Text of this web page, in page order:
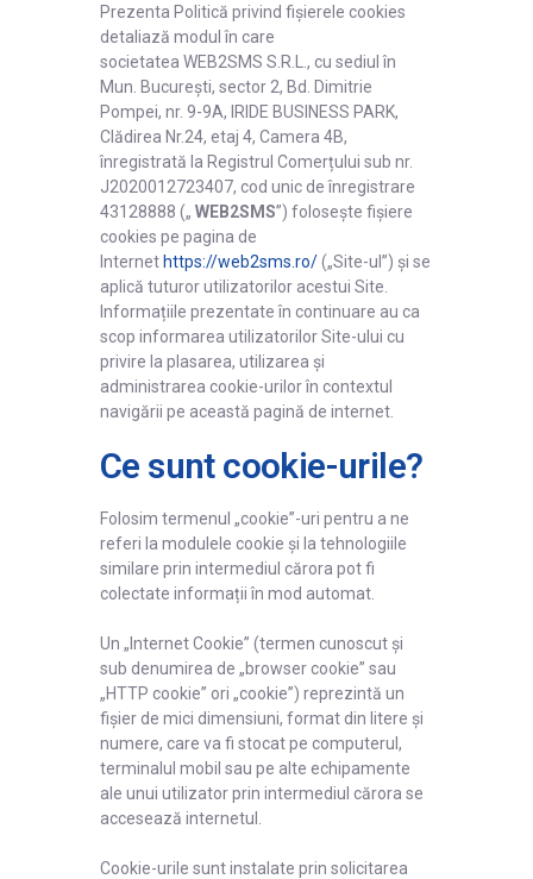
Ajutor
Înregistrare
Autentificare
Prezenta Politică privind fișierele cookies
detaliază modul în care
societatea WEB2SMS S.R.L., cu sediul în
Mun. București, sector 2, Bd. Dimitrie
Pompei, nr. 9-9A, IRIDE BUSINESS PARK,
Clădirea Nr.24, etaj 4, Camera 4B,
înregistrată la Registrul Comerțului sub nr.
J2020012723407, cod unic de înregistrare
43128888 („ WEB2SMS”) folosește fișiere
cookies pe pagina de
Internet https://web2sms.ro/(„Site-ul”) și se
aplică tuturor utilizatorilor acestui Site.
Informațiile prezentate în continuare au ca
scop informarea utilizatorilor Site-ului cu
privire la plasarea, utilizarea și
administrarea cookie-urilor în contextul
navigării pe această pagină de internet.
Ce sunt cookie-urile?
Folosim termenul „cookie”-uri pentru a ne
referi la modulele cookie și la tehnologiile
similare prin intermediul cărora pot fi
colectate informații în mod automat.
Un „Internet Cookie” (termen cunoscut și
sub denumirea de „browser cookie” sau
„HTTP cookie” ori „cookie”) reprezintă un
fișier de mici dimensiuni, format din litere și
numere, care va fi stocat pe computerul,
terminalul mobil sau pe alte echipamente
ale unui utilizator prin intermediul cărora se
accesează internetul.
Cookie-urile sunt instalate prin solicitarea